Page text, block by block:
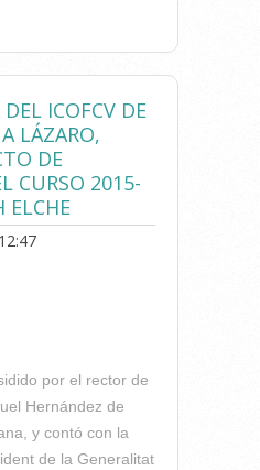
HERRERA DE
CELEBRA LA
2015-2016
ICOFCV DE
LÁZARO,
DE
CURSO 2015-
ELCHE
por el rector de
Hernández de
y contó con la
de la Generalitat